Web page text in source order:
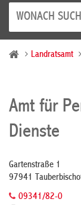
Landratsamt
Amt für
Dienste
Gartenstraße 1
97941
09341/82-0